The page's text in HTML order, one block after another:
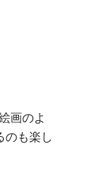
画のよ
のも楽し